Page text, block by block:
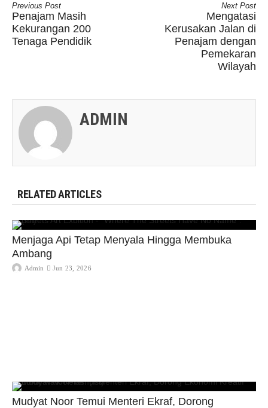
Previous Post
Penajam Masih
Kekurangan 200
Tenaga Pendidik
Next Post
Mengatasi
Kerusakan Jalan di
Penajam dengan
Pemekaran
Wilayah
ADMIN
RELATED ARTICLES
Menjaga Api Tetap Menyala Hingga Membuka
Ambang
Admin Jun 23, 2026
Mudyat Noor Temui Menteri Ekraf, Dorong